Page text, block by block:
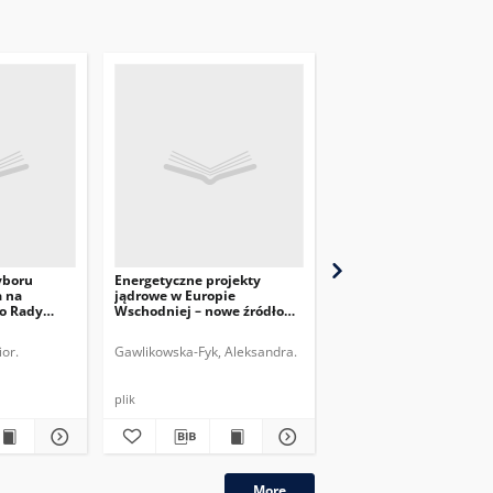
na
Rady
Energetyczne projekty
jądrowe w Europie
Wschodniej – nowe źródło
Gawlikowska-Fyk, Aleksandra.
plik